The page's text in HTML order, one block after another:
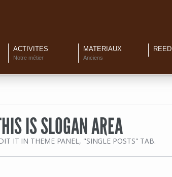
ACTIVITÉS
Notre métier
MATÉRIAUX
Anciens
IS SLOGAN AREA
IT IN THEME PANEL, "SINGLE POSTS" TAB.